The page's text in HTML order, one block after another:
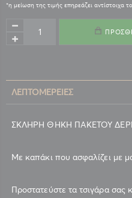
ΛΕΠΤΟΜΈΡΕΙΕΣ
ΣΚΛΗΡΗ ΘΗΚΗ ΠΑΚΕΤΟΥ
Με καπάκι που ασφαλίζει με
Προστατεύστε τα τσιγάρα σας